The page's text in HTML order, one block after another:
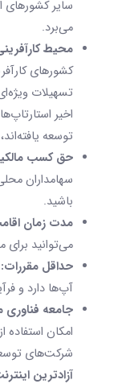
سایر کشورهای
می‌برد.
محیط
کشورهای
تسهیلات
اخیر
توسعه
حق کسب
باشید.
مدت زمان
می‌توانید
حداقل مقررات:
آپ‌ها دارد و
جامعه فناوری
امکان
شرکت‌های
آزاد‌ترین